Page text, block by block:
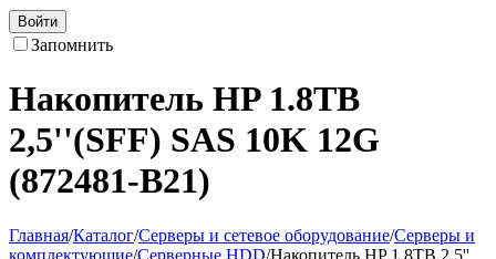
Войти
Запомнить
Накопитель HP 1.8TB
2,5''(SFF) SAS 10K 12G
(872481-B21)
Главная/Каталог/Серверы и сетевое оборудование/Серверы и
комплектующие/Серверные HDD/Накопитель HP 1.8TB 2,5''